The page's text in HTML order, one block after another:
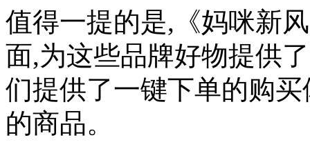
值得一提的是,《妈咪新
面,为这些品牌好物提供
们提供了一键下单的购
的商品。